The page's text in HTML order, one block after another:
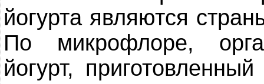
йогурта являются
По микрофлоре,
йогурт,